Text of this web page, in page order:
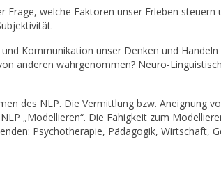
welche Faktoren unser Erleben
Kommunikation unser Denken und
anderen wahrgenommen? Neuro-
des NLP. Die Vermittlung bzw. Aneignung
„Modellieren“. Die Fähigkeit zum
Psychotherapie, Pädagogik, Wirtschaft,